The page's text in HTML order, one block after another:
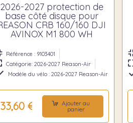
2026-2027 protection de
base côté disque pour
CRB 160/160 DJI
AVINOX M1 800 WH
Référence : 9103401
Catégorie: 2026-2027 Reason-Air
Modèle du vélo : 2026-2027 Reason-Air
33,60 €
Ajouter au
panier